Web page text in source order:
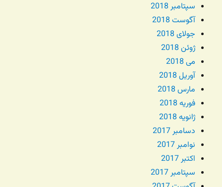
سپتامبر 2018
آگوست 2018
جولای 2018
ژوئن 2018
می 2018
آوریل 2018
مارس 2018
فوریه 2018
ژانویه 2018
دسامبر 2017
نوامبر 2017
اکتبر 2017
سپتامبر 2017